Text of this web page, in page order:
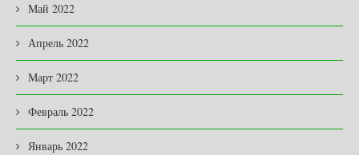
Май 2022
Апрель 2022
Март 2022
Февраль 2022
Январь 2022